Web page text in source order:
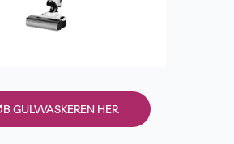
GULVVASKEREN HER